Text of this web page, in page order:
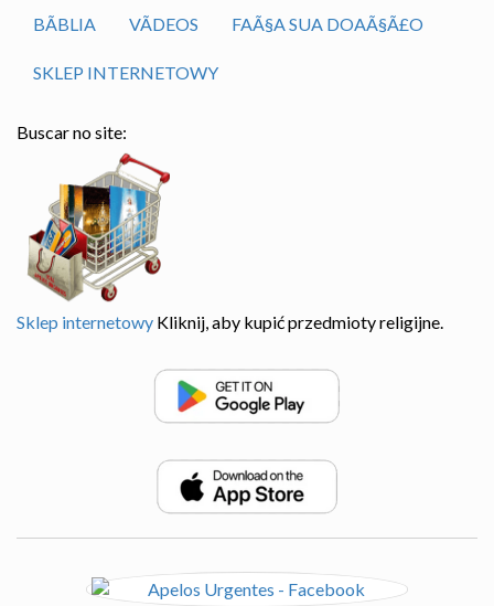
BÃ­BLIA VÃ­DEOS FAÃ§A SUA DOAÃ§Ã£O
SKLEP INTERNETOWY
Buscar no site:
Sklep internetowy Kliknij, aby kupić przedmioty religijne.